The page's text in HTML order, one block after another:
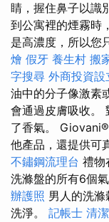
睛，握住鼻子以識
到公寓裡的煙霧時
是高濃度，所以您
燴 假牙 養生村 搬
字搜尋 外商投資設
油中的分子像激素
會通過皮膚吸收。
了香氣。
他產品，還提供可
不鏽鋼流理台 禮物
洗滌盤的所有6個氣
辦護照 男人的洗
洗淨。 記帳士 清